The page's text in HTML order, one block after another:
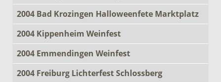
2004 Bad Krozingen Halloweenfete Marktplatz
2004 Kippenheim Weinfest
2004 Emmendingen Weinfest
2004 Freiburg Lichterfest Schlossberg